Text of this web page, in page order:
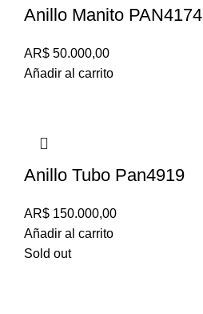
Anillo Manito PAN4174
AR$ 50.000,00
Añadir al carrito
Anillo Tubo Pan4919
AR$ 150.000,00
Añadir al carrito
Sold out